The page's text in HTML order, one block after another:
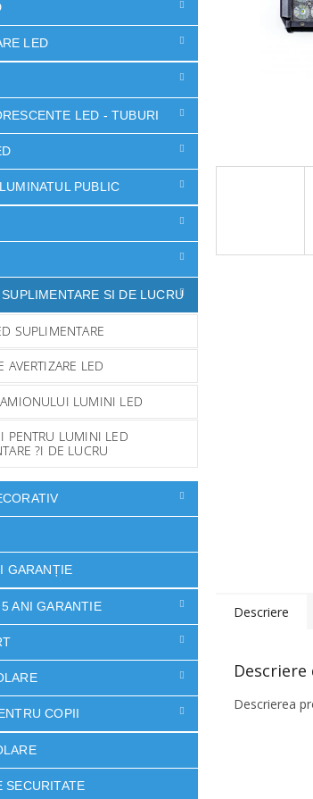
LED
LED - TUBURI
PUBLIC
SI DE LUCRU
SUPLIMENTARE
AVERTIZARE LED
LUMINI LED
PENTRU LUMINI LED
?I DE LUCRU
GARANȚIE
ANI GARANTIE
COPII
SECURITATE
Descriere
Descrierea